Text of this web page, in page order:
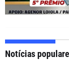
Notícias